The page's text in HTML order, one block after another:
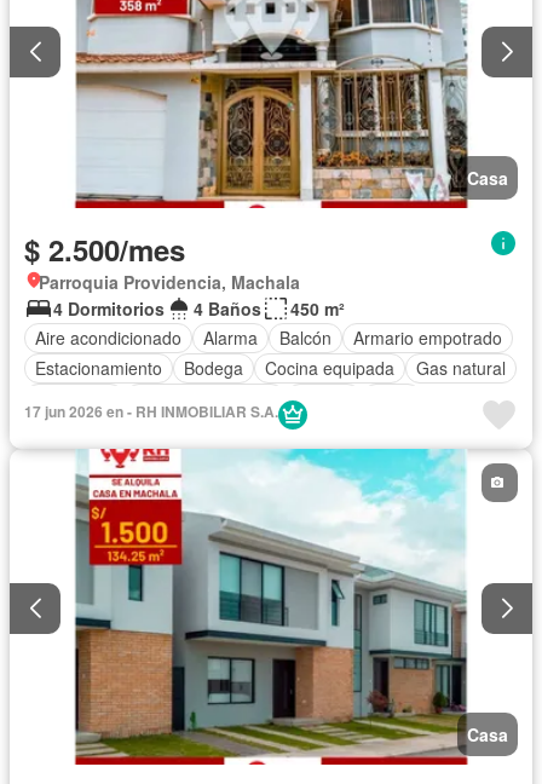
Casa
$ 2.500/mes
Parroquia Providencia, Machala
4 Dormitorios
4 Baños
450 m²
Aire acondicionado
Alarma Balcón
Armario empotrado
Estacionamiento
Bodega Cocina equipada
Gas natural
Piscina
17 jun 2026 en - RH INMOBILIAR S.A.
Casa